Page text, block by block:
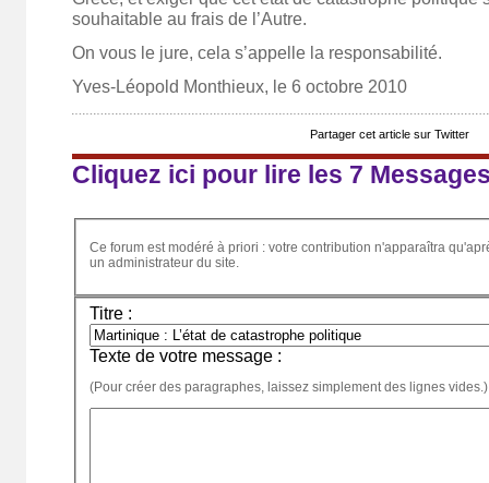
souhaitable au frais de l’Autre.
On vous le jure, cela s’appelle la responsabilité.
Yves-Léopold Monthieux, le 6 octobre 2010
Partager cet article sur Twitter
Cliquez ici pour lire les 7
Ce forum est modéré à priori : votre contribution n'apparaîtra
un administrateur du site.
Titre :
Texte de votre message :
(Pour créer des paragraphes, laissez simplement des lignes vides.)